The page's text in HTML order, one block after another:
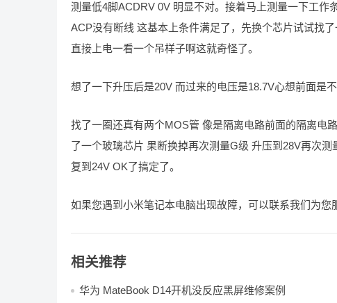
测量低4脚ACDRV 0V 明显不对。接着马上测量一下工作
ACP没有断线 这基本上条件满足了，先换个芯片试试找
直接上电一看一个吊样子啊这就奇怪了。
想了一下升压后是20V 而过来的电压是18.7V心想前面是不
找了一圈还真有两个MOS管 像是隔离电路前面的隔离电
了一个玻璃芯片 果断换掉再次测量G级 升压到28V再次
复到24V OK了搞定了。
如果您遇到小米笔记本电脑出现故障，可以联系我们为您
相关推荐
华为 MateBook D14开机没反应黑屏维修案例